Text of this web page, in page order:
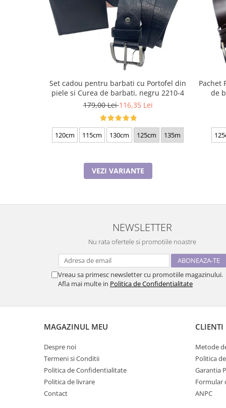
Set cadou pentru barbati cu Portofel din
piele si Curea de barbati, negru 2210-4
179,00 Lei116,35 Lei
120cm 115cm 130cm 125cm 135m
VEZI VARIANTE
Pachet
de
NEWSLETTER
Nu rata ofertele si promotiile noastre
Vreau sa primesc newsletter cu promotiile magazinului.
Afla mai multe in Politica de Confidentialitate
MAGAZINUL MEU
Despre noi
Termeni si Conditii
Politica de Confidentialitate
Politica de livrare
Contact
CLIENTI
Metode
Politica
Garantia
Formular
ANPC